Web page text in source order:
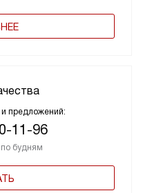
предложений:
11-96
будням